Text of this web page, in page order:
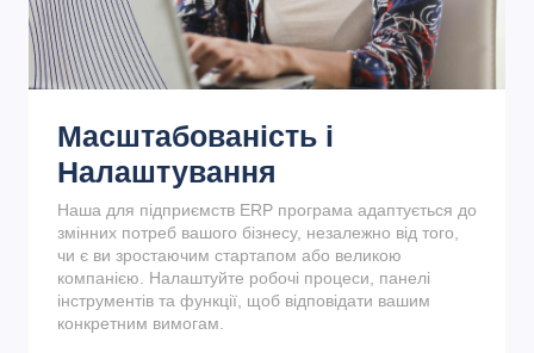
Масштабованість і
Налаштування
Наша для підприємств ERP програма адаптується до
змінних потреб вашого бізнесу, незалежно від того,
чи є ви зростаючим стартапом або великою
компанією. Налаштуйте робочі процеси, панелі
інструментів та функції, щоб відповідати вашим
конкретним вимогам.